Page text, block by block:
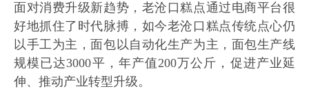
面对消费升级新趋势，老沧口糕点通过电商平台很
好地抓住了时代脉搏，如今老沧口糕点传统点心仍
以手工为主，面包以自动化生产为主，面包生产线
规模已达3000平，年产值200万公斤，促进产业延
伸、推动产业转型升级。